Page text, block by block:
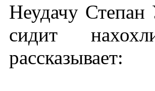
Неудачу Степан
сидит
рассказывает: